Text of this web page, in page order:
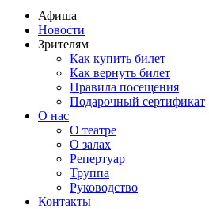
Афиша
Новости
Зрителям
Как купить билет
Как вернуть билет
Правила посещения
Подарочный сертификат
О нас
О театре
О залах
Репертуар
Труппа
Руководство
Контакты